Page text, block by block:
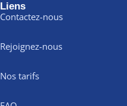
Liens
Contactez-nous
Rejoignez-nous
Nos tarifs